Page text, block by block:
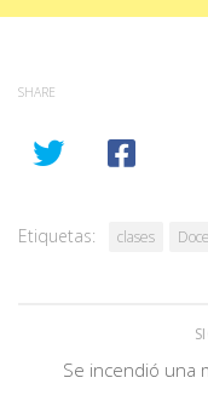
SHARE
Etiquetas: clases
Se incendió una